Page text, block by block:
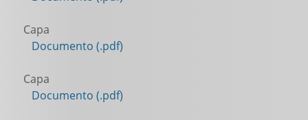
Capa
Documento (.pdf)
Capa
Documento (.pdf)